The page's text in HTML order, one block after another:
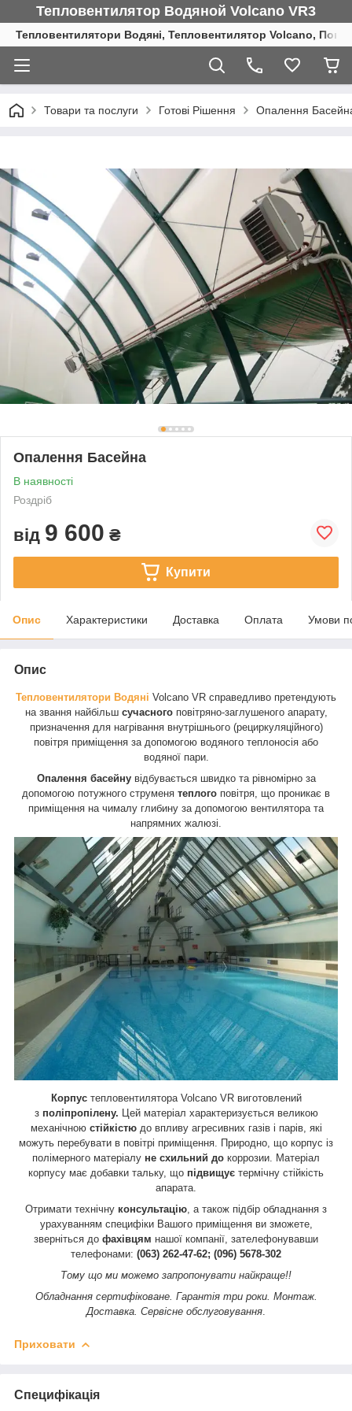
Тепловентилятор Водяной Volcano VR3
Тепловентилятори Водяні, Тепловентилятор Volcano,
Товари та послуги Готові Рішення Опалення
Опалення Басейна
В наявності
Роздріб
від 9 600 ₴
Купити
Опис Характеристики Доставка Оплата Умови
Опис
Тепловентилятори Водяні Volcano VR справедливо претендують
на звання найбільш сучасногоповітряно-заглушеного апарату,
призначення для нагрівання внутрішнього (рециркуляційного)
повітря приміщення за допомогою водяного теплоносія або
водяної пари.
Опалення басейнувідбувається швидко та рівномірно за
допомогою потужного струменя теплого повітря, що проникає в
приміщення на чималу глибину за допомогою вентилятора та
напрямних жалюзі.
Корпустепловентилятора Volcano VR виготовлений
з поліпропілену. Цей матеріал характеризується великою
механічною стійкістюдо впливу агресивних газів і парів, які
можуть перебувати в повітрі приміщення. Природно, що корпус із
полімерного матеріалу не схильний до коррозии. Матеріал
корпусу має добавки тальку, що підвищує термічну стійкість
апарата.
Отримати технічну консультацію , а також підбір обладнання з
урахуванням специфіки Вашого приміщення ви зможете,
зверніться до фахівцям нашої компанії, зателефонувавши
телефонами: (063) 262-47-62; (096) 5678-302
Тому що ми можемо запропонувати найкраще!!
Обладнання сертифіковане. Гарантія три роки. Монтаж.
Доставка. Сервісне обслуговування
Приховати
Специфікація